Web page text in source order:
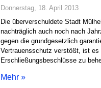
Donnerstag, 18. April 2013
Die überverschuldete Stadt
nachträglich auch noch nach
gegen die grundgesetzlich
Vertrauensschutz verstößt, ist
Erschließungsbeschlüsse zu
Mehr »